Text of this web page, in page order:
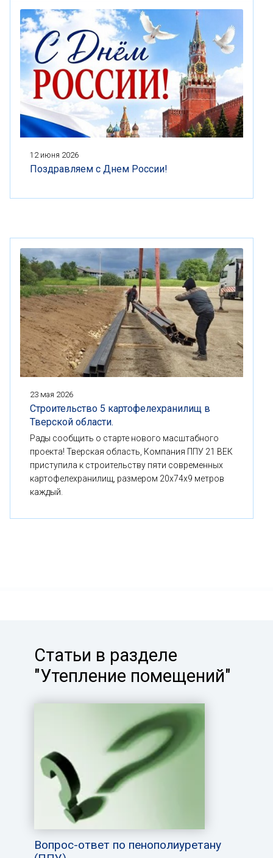
12 июня 2026
Поздравляем с Днем России!
23 мая 2026
Строительство 5 картофелехранилищ в
Тверской области.
Рады сообщить о старте нового масштабного
проекта! Тверская область, Компания ППУ 21 ВЕК
приступила к строительству пяти современных
картофелехранилищ, размером 20x74x9 метров
каждый.
Статьи в разделе
"Утепление помещений"
Вопрос-ответ по пенополиуретану